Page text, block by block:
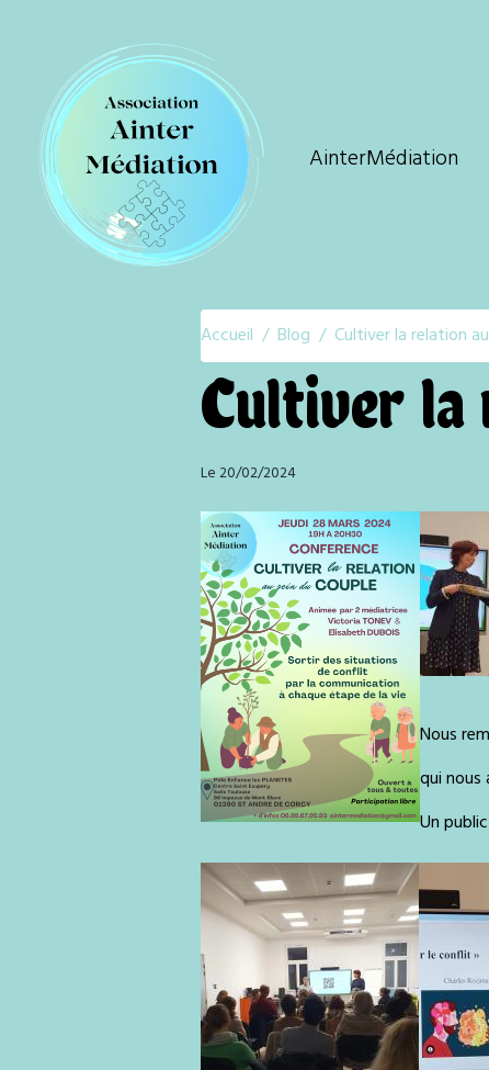
AinterMédiation
Accueil Blog Cultiver la relation
Cultiver la
Le 20/02/2024
Nous
qui
Un